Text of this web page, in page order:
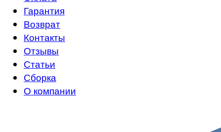
Гарантия
Возврат
Контакты
Отзывы
Статьи
Сборка
О компании